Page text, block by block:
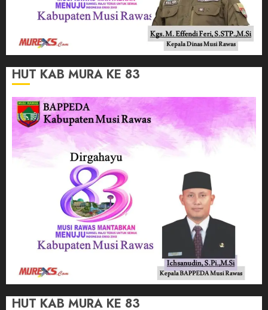
HUT KAB MURA KE 83
HUT KAB MURA KE 83